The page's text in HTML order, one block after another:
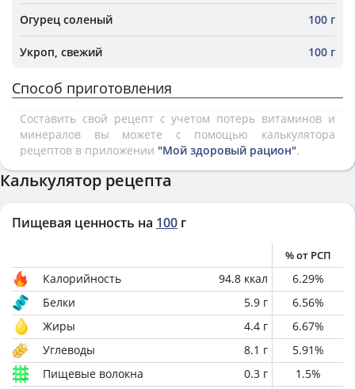
Огурец соленый 100 г
Укроп, свежий 100 г
Способ приготовления
Составить свой рецепт с учетом потерь витаминов и
минералов вы можете с помощью калькулятора
рецептов в приложении "Мой здоровый рацион".
Калькулятор рецепта
Пищевая ценность на 100 г
% от РСП
Калорийность 94.8 ккал 6.29%
Белки
5.9 г 6.56%
Жиры
4.4 г 6.67%
Углеводы
8.1 г 5.91%
Пищевые волокна
0.3 г 1.5%